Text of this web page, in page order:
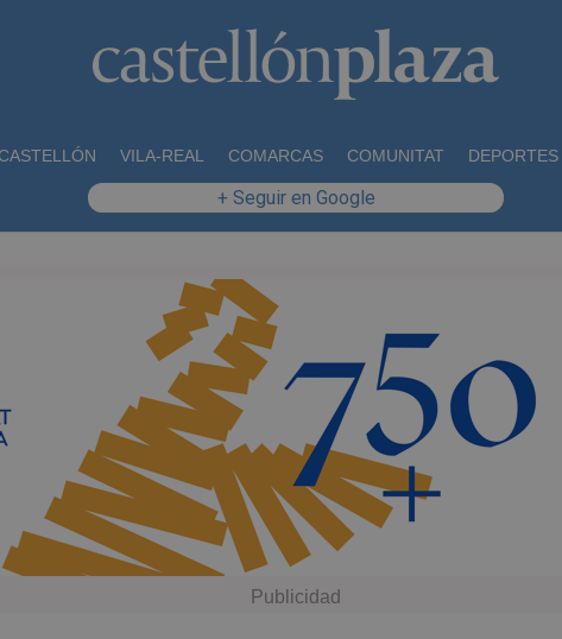
CASTELLÓN VILA-REAL COMARCAS COMUNITAT DEPORTES
+ Seguir en Google